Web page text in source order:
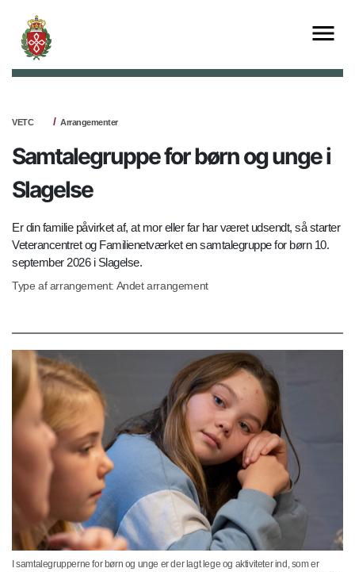
VETC Arrangementer
Samtalegruppe for børn og unge i
Slagelse
Er din familie påvirket af, at mor eller far har været udsendt, så starter
Veterancentret og Familienetværket en samtalegruppe for børn 10.
september 2026 i Slagelse.
Type af arrangement: Andet arrangement
I samtalegrupperne for børn og unge er der lagt lege og aktiviteter ind, som er